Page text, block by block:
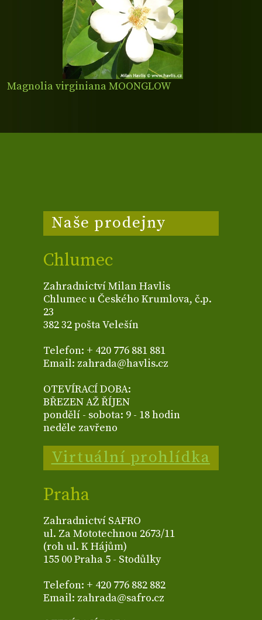
Magnolia virginiana MOONGLOW
Naše prodejny
Chlumec
Zahradnictví Milan Havlis
Chlumec u Českého Krumlova, č.p.
23
382 32 pošta Velešín
Telefon: + 420 776 881 881
Email: zahrada@havlis.cz
OTEVÍRACÍ DOBA:
BŘEZEN AŽ ŘÍJEN
pondělí - sobota: 9 - 18 hodin
neděle zavřeno
Virtuální prohlídka
Praha
Zahradnictví SAFRO
ul. Za Mototechnou 2673/11
(roh ul. K Hájům)
155 00 Praha 5 - Stodůlky
Telefon: + 420 776 882 882
Email: zahrada@safro.cz